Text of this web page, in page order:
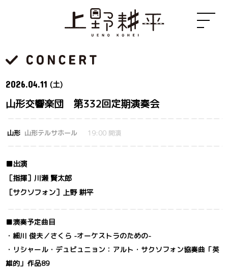
2026.04.11 (土)
山形交響楽団 第332回定期演奏会
山形 山形テルサホール 19:00 開演
■出演
［指揮］川瀬 賢太郎
［サクソフォン］上野 耕平
■演奏予定曲目
・細川 俊夫／さくら -オーケストラのための-
・リシャール・デュビュニョン：アルト・サクソフォン協奏曲「英
雄的」作品89